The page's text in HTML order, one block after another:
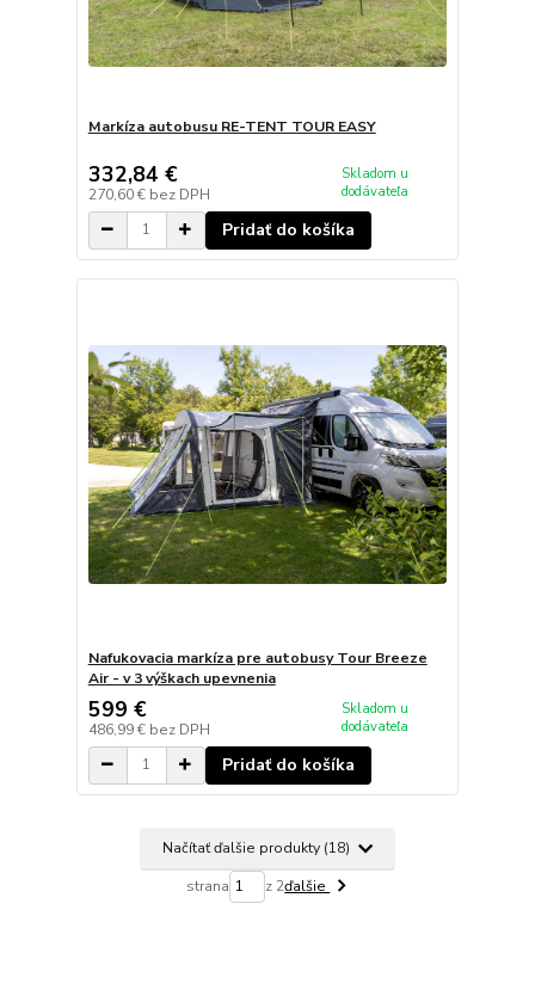
Markíza autobusu RE-TENT TOUR EASY
332,84 €
270,60 € bez DPH
Skladom u
dodávateľa
Pridať do košíka
Nafukovacia markíza pre autobusy Tour Breeze
Air - v 3 výškach upevnenia
599 €
486,99 € bez DPH
Skladom u
dodávateľa
Pridať do košíka
Načítať ďalšie produkty (18)
strana z 2ďalšie